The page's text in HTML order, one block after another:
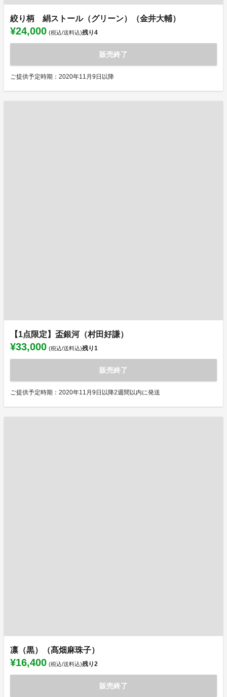
絞り柄 絹ストール（グリーン）（金井大輔）
¥24,000 (税込/送料込)残り4
販売終了
ご提供予定時期：2020年11月9日以降
【1点限定】盃銀河（村田好謙）
¥33,000 (税込/送料込)残り1
販売終了
ご提供予定時期：2020年11月9日以降2週間以内に発送
凛（黒）（髙畑麻珠子）
¥16,400 (税込/送料込)残り2
販売終了